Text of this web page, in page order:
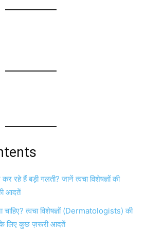
रहे हैं बड़ी गलती? जानें त्वचा विशेषज्ञों की
आदतें
चाहिए? त्वचा विशेषज्ञों (Dermatologists) की
के लिए कुछ ज़रूरी आदतें